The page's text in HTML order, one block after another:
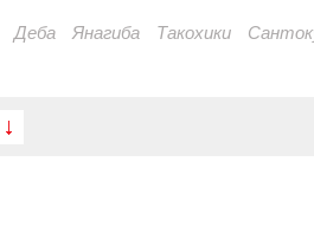
Деба Янагиба Такохики